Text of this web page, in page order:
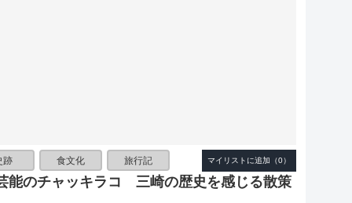
跡 食文化 旅行記
能のチャッキラコ 三崎の歴史を感じる散策